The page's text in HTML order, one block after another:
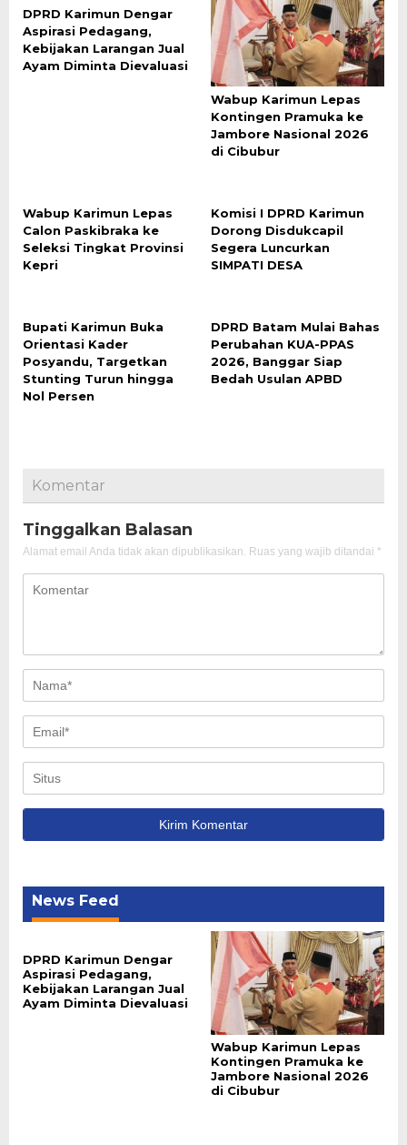
DPRD Karimun Dengar
Aspirasi Pedagang,
Kebijakan Larangan Jual
Ayam Diminta Dievaluasi
Wabup Karimun Lepas
Kontingen Pramuka ke
Jambore Nasional 2026
di Cibubur
Wabup Karimun Lepas
Calon Paskibraka ke
Seleksi Tingkat Provinsi
Kepri
Komisi I DPRD Karimun
Dorong Disdukcapil
Segera Luncurkan
SIMPATI DESA
Bupati Karimun Buka
Orientasi Kader
Posyandu, Targetkan
Stunting Turun hingga
Nol Persen
DPRD Batam Mulai Bahas
Perubahan KUA-PPAS
2026, Banggar Siap
Bedah Usulan APBD
Komentar
Tinggalkan Balasan
Alamat email Anda tidak akan dipublikasikan. Ruas yang wajib ditandai *
News Feed
DPRD Karimun Dengar
Aspirasi Pedagang,
Kebijakan Larangan Jual
Ayam Diminta Dievaluasi
Wabup Karimun Lepas
Kontingen Pramuka ke
Jambore Nasional 2026
di Cibubur